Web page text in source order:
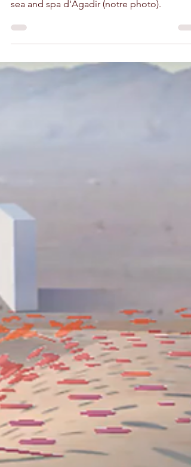
sea and spa d'Agadir (notre photo).